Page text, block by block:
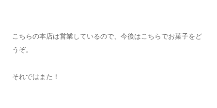
こちらの本店は営業しているので、今後はこちらでお菓子をど
うぞ。
それではまた！